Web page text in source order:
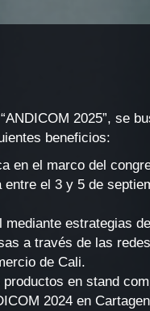
2025”, se
beneficios:
en el marco del
entre el 3 y 5 de
estrategias de
a través de las redes
de Cali.
en stand
2024 en